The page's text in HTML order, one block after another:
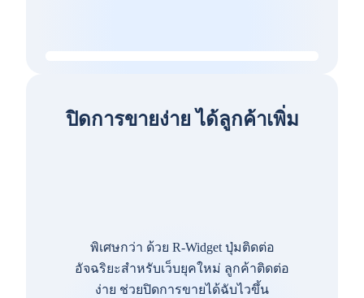
ปิดการขายง่าย ได้ลูกค้าเพิ่ม
พิเศษกว่า ด้วย R-Widget ปุ่มติดต่อ
อัจฉริยะสำหรับเว็บยุคใหม่ ลูกค้าติดต่อ
ง่าย ช่วยปิดการขายได้ฉับไวขึ้น